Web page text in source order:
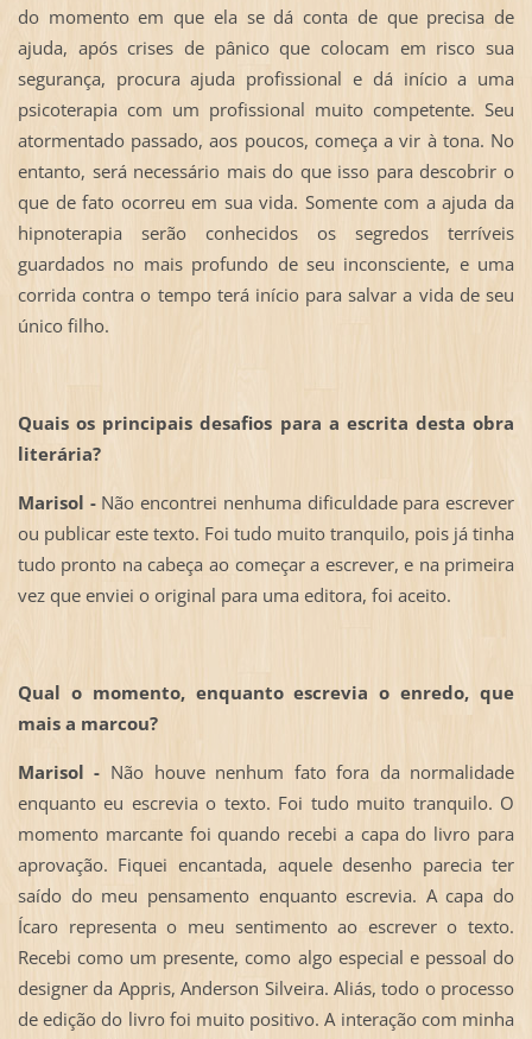
do momento em que ela se dá conta de que precisa de
ajuda, após crises de pânico que colocam em risco sua
segurança, procura ajuda profissional e dá início a uma
psicoterapia com um profissional muito competente. Seu
atormentado passado, aos poucos, começa a vir à tona. No
entanto, será necessário mais do que isso para descobrir o
que de fato ocorreu em sua vida. Somente com a ajuda da
hipnoterapia serão conhecidos os segredos terríveis
guardados no mais profundo de seu inconsciente, e uma
corrida contra o tempo terá início para salvar a vida de seu
único filho.
Quais os principais desafios para a escrita desta obra
literária?
Marisol - Não encontrei nenhuma dificuldade para escrever
ou publicar este texto. Foi tudo muito tranquilo, pois já tinha
tudo pronto na cabeça ao começar a escrever, e na primeira
vez que enviei o original para uma editora, foi aceito.
Qual o momento, enquanto escrevia o enredo, que
mais a marcou?
Marisol - Não houve nenhum fato fora da normalidade
enquanto eu escrevia o texto. Foi tudo muito tranquilo. O
momento marcante foi quando recebi a capa do livro para
aprovação. Fiquei encantada, aquele desenho parecia ter
saído do meu pensamento enquanto escrevia. A capa do
Ícaro representa o meu sentimento ao escrever o texto.
Recebi como um presente, como algo especial e pessoal do
designer da Appris, Anderson Silveira. Aliás, todo o processo
de edição do livro foi muito positivo. A interação com minha